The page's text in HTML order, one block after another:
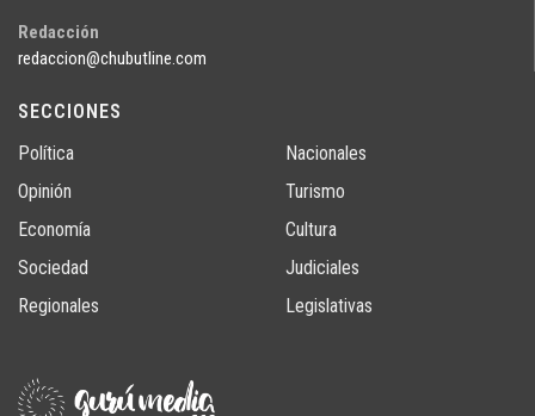
Redacción
redaccion@chubutline.com
SECCIONES
Política
Opinión
Economía
Sociedad
Regionales
Nacionales
Turismo
Cultura
Judiciales
Legislativas